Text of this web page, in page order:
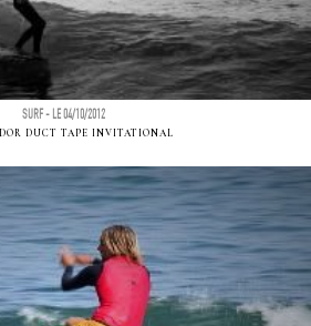
SURF - LE 04/10/2012
DUCT TAPE INVITATIONAL